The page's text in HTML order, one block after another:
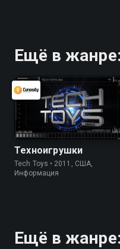
Ещё в
Техноигрушки
Tech Toys • 2011, США,
Информация
Ещё в